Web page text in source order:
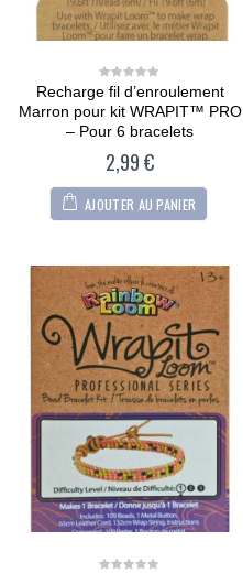
0
of
5
Recharge fil d’enroulement
Marron pour kit WRAPIT™ PRO
– Pour 6 bracelets
2,99€
AJOUTER AU PANIER